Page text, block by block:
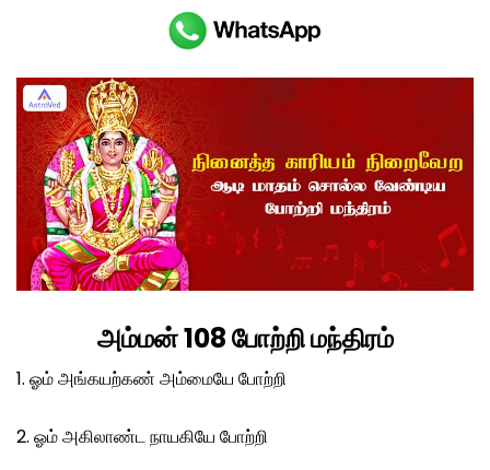
அம்மன் 108 போற்றி மந்திரம்
1. ஓம் அங்கயற்கண் அம்மையே போற்றி
2. ஓம் அகிலாண்ட நாயகியே போற்றி